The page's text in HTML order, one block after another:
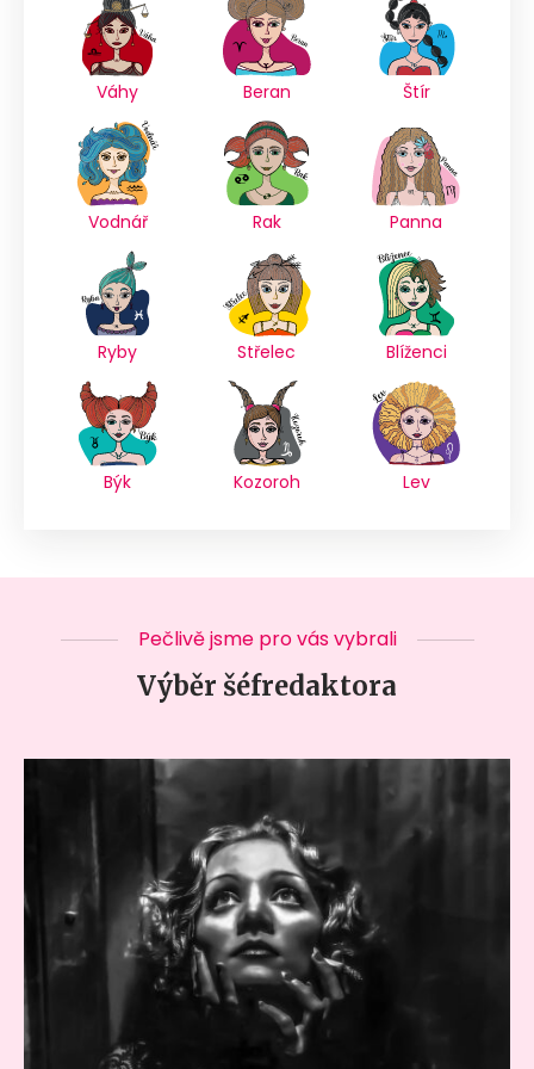
Váhy Beran Štír
Vodnář Rak Panna
Ryby Střelec Blíženci
Býk Kozoroh Lev
Pečlivě jsme pro vás vybrali
Výběr šéfredaktora